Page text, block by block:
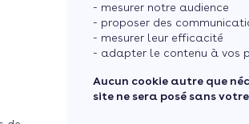
- mesurer notre audience
- proposer des
- mesurer leur efficacité
- adapter le contenu à vos
Aucun cookie autre que
site ne sera posé sans
signer un devis